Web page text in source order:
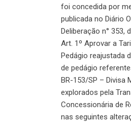
foi concedida por
publicada no Diário
Deliberação n° 353,
Art. 1º Aprovar a
Pedágio reajustada
de pedágio
BR-153/SP – Divisa
explorados pela
Concessionária de
nas seguintes